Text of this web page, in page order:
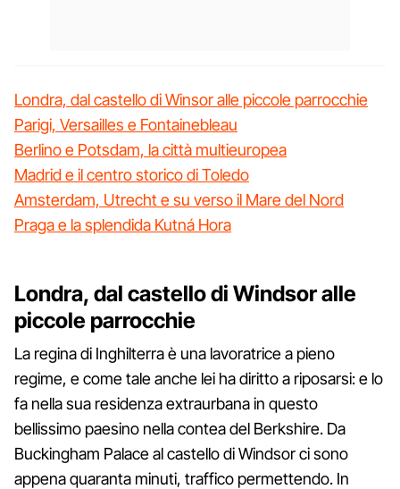
Londra, dal castello di Winsor alle piccole parrocchie
Parigi, Versailles e Fontainebleau
Berlino e Potsdam, la città multieuropea
Madrid e il centro storico di Toledo
Amsterdam, Utrecht e su verso il Mare del Nord
Praga e la splendida Kutná Hora
Londra, dal castello di Windsor alle
piccole parrocchie
La regina di Inghilterra è una lavoratrice a pieno
regime, e come tale anche lei ha diritto a riposarsi: e lo
fa nella sua residenza extraurbana in questo
bellissimo paesino nella contea del Berkshire. Da
Buckingham Palace al castello di Windsor ci sono
appena quaranta minuti, traffico permettendo. In